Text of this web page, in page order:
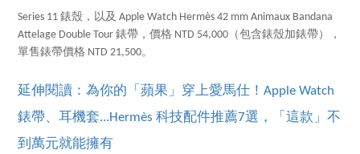
Series 11 錶殼，以及 Apple Watch Hermès 42 mm Animaux Bandana
Attelage Double Tour 錶帶，價格 NTD 54,000（包含錶殼加錶帶），
單售錶帶價格 NTD 21,500。
延伸閱讀：為你的「蘋果」穿上愛馬仕！Apple Watch
錶帶、耳機套...Hermès 科技配件推薦7選，「這款」不
到萬元就能擁有